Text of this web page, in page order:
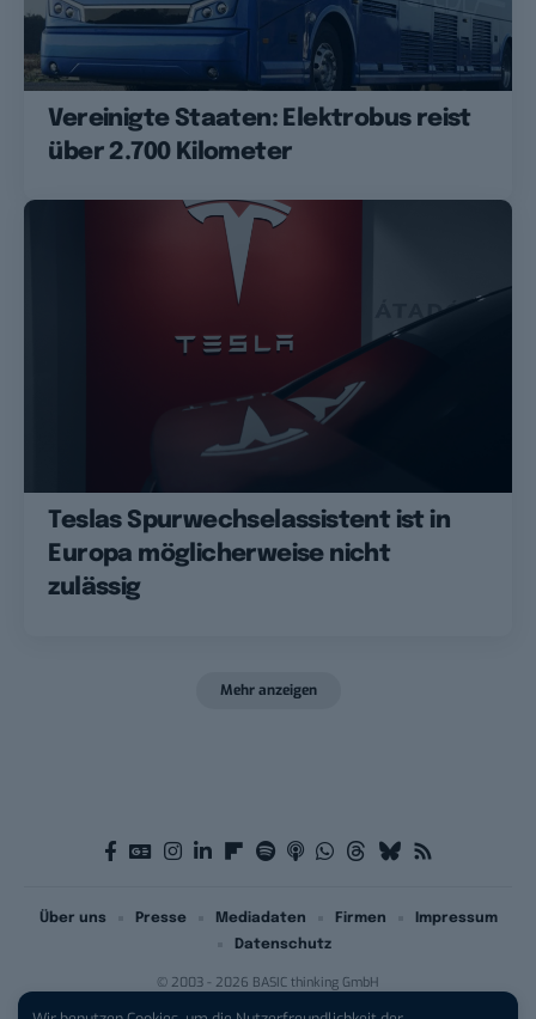
Vereinigte Staaten: Elektrobus reist
über 2.700 Kilometer
Teslas Spurwechselassistent ist in
Europa möglicherweise nicht
zulässig
Mehr anzeigen
© 2003 - 2026 BASIC thinking GmbH
Über uns Presse Mediadaten Firmen
Impressum
Datenschutz